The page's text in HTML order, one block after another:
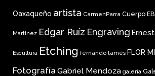
Oaxaqueño artista CarmenParra Cuerpo
Martinez Edgar Ruíz Engraving
Escultura Etching fernando tamés FLOR
Fotografía Gabriel Mendoza galería